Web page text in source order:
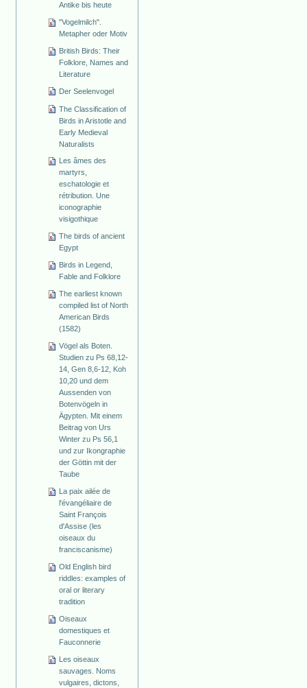
Antike bis heute
"Vogelmilch".
Metapher oder Motiv
British Birds: Their
Folklore, Names and
Literature
Der Seelenvogel
The Classification of
Birds in Aristotle and
Early Medieval
Naturalists
Les âmes des
martyrs,
eschatologie et
rétribution. Une
iconographie
visigothique
The birds of ancient
Egypt
Birds in Legend,
Fable and Folklore
The earliest known
compiled list of North
American Birds
(1582)
Vögel als Boten.
Studien zu Ps 68,12-
14, Gen 8,6-12, Koh
10,20 und dem
Aussenden von
Botenvögeln in
Ägypten. Mit einem
Beitrag von Urs
Winter zu Ps 56,1
und zur Ikongraphie
der Göttin mit der
Taube
La paix ailée de
l'évangéliaire de
Saint François
d'Assise (les
oiseaux du
franciscanisme)
Old English bird
riddles: examples of
oral or literary
tradition
Oiseaux
domestiques et
Fauconnerie
Les oiseaux
sauvages. Noms
vulgaires, dictons,